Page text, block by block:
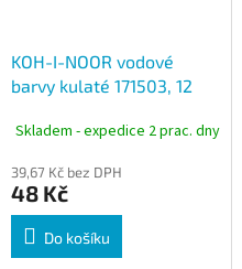
KOH-I-NOOR vodové
barvy kulaté 171503, 12
Skladem - expedice 2 prac. dny
39,67 Kč bez DPH
48 Kč
Do košíku